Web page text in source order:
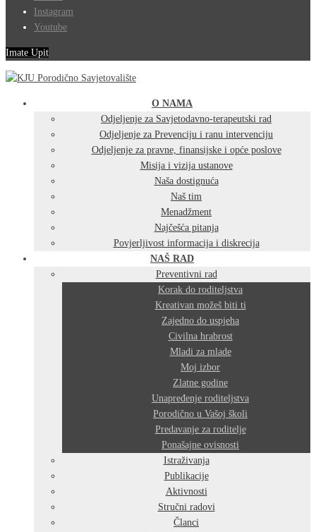
Instagram
Youtube
Imate Upit
O NAMA
Odjeljenje za Savjetodavno-terapeutski rad
Odjeljenje za Prevenciju i ranu intervenciju
Odjeljenje za pravne, finansijske i opće poslove
Misija i vizija ustanove
Naša dostignuća
Naš tim
Menadžment
Najčešća pitanja
Povjerljivost informacija i diskrecija
NAŠ RAD
Preventivni rad
Korak do roditeljstva
Kreativan možeš biti ti
Zajedno do uspjeha
Civilna hrabrost
Mladi za mlade
Moj izbor
Zlatne godine
Unapređenje roditeljstva
Porodično u Vašoj školi
Predavanje za roditelje
Ponašajne ovisnosti
Istraživanja
Publikacije
Aktivnosti
Stručni radovi
Članci